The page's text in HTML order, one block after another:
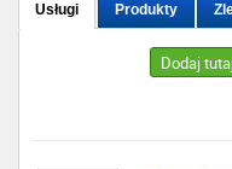
Usługi Produkty
Dodaj
Katowice